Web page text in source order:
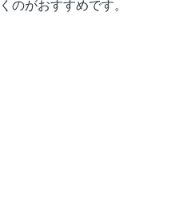
のがおすすめです。